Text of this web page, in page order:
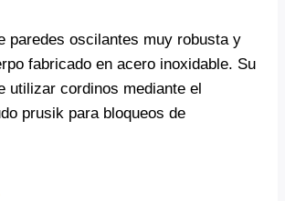
paredes oscilantes muy robusta y
fabricado en acero inoxidable. Su
utilizar cordinos mediante el
prusik para bloqueos de